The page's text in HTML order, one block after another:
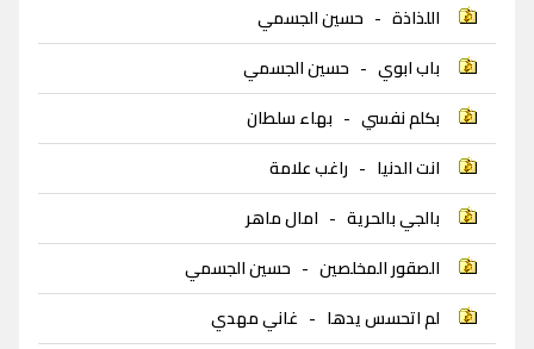
اللذاذة - حسين الجسمي
باب ابوي - حسين الجسمي
بكلم نفسي - بهاء سلطان
انت الدنيا - راغب علامة
بالجي بالحرية - امال ماهر
الصقور المخلصين - حسين الجسمي
لم اتحسس يدها - غاني مهدي